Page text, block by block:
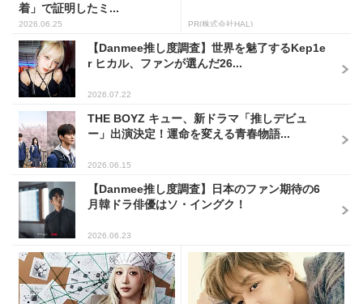
着」で証明したミ...
2026.06.25 PR(株式会社HAL)
【Danmee推し度調査】世界を魅了するKep1e
r ヒカル、ファンが選んだ26...
2026.07.22
THE BOYZ キュー、新ドラマ「推しデビュ
ー」出演決定！運命を変える青春物語...
2026.06.15
【Danmee推し度調査】日本のファン期待の6
月韓ドラ俳優はソ・イングク！
2026.06.23